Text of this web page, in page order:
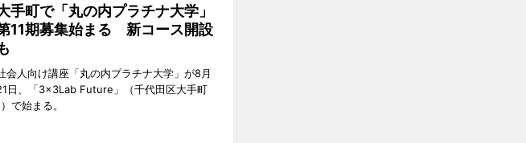
手町で「丸の内プラチナ大学」
11期募集始まる 新コース開設
会人向け講座「丸の内プラチナ大学」が8月
日、「3×3Lab Future」（千代田区大手町
で始まる。